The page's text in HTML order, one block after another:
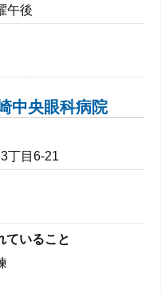
午後
中央眼科病院
丁目6-21
ていること